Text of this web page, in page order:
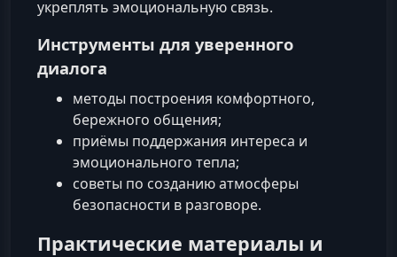
укреплять эмоциональную связь.
Инструменты для уверенного
диалога
методы построения комфортного,
бережного общения;
приёмы поддержания интереса и
эмоционального тепла;
советы по созданию атмосферы
безопасности в разговоре.
Практические материалы и